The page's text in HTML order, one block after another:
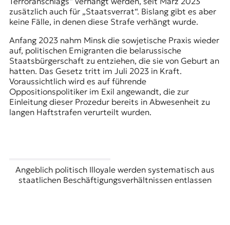
zusätzlich auch für „Staatsverrat“. Bislang gibt es aber
keine Fälle, in denen diese Strafe verhängt wurde.
Anfang 2023 nahm Minsk die sowjetische Praxis wieder
auf, politischen Emigranten die belarussische
Staatsbürgerschaft zu entziehen, die sie von Geburt an
hatten. Das Gesetz tritt im Juli 2023 in Kraft.
Voraussichtlich wird es auf führende
Oppositionspolitiker im Exil angewandt, die zur
Einleitung dieser Prozedur bereits in Abwesenheit zu
langen Haftstrafen verurteilt wurden.
Angeblich politisch Illoyale werden systematisch aus
staatlichen Beschäftigungsverhältnissen entlassen